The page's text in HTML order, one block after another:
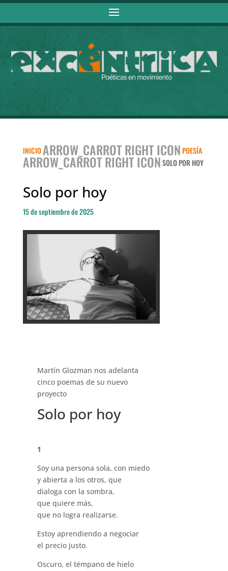
INICIO ARROW_CARROT RIGHT ICONPOESÍA
ARROW_CARROT RIGHT ICONSOLO POR HOY
Solo por hoy
15 de septiembre de 2025
Martín Glozman nos adelanta
cinco poemas de su nuevo
proyecto
Solo por hoy
1
Soy una persona sola, con miedo
y abierta a los otros, que
dialoga con la sombra,
que quiere más,
que no logra realizarse.
Estoy aprendiendo a negociar
el precio justo.
Oscuro, el témpano de hielo